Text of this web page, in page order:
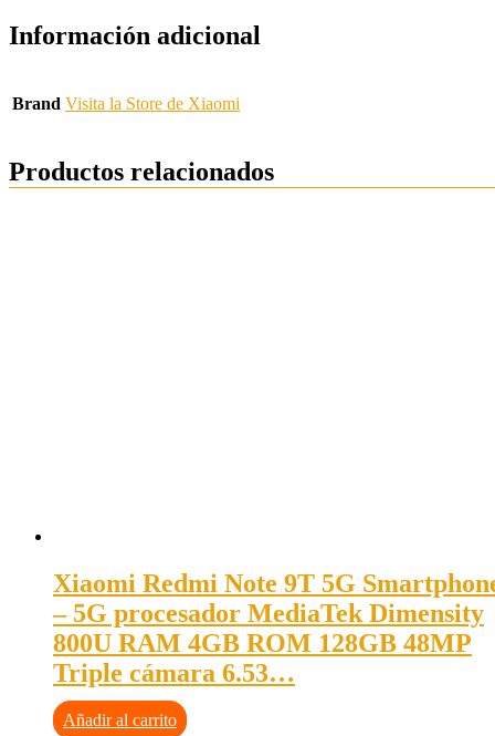
Información adicional
Brand Visita la Store de Xiaomi
Productos relacionados
Xiaomi Redmi Note 9T 5G
– 5G procesador MediaTek Dimensity
800U RAM 4GB ROM 128GB 48MP
Triple cámara 6.53…
Añadir al carrito